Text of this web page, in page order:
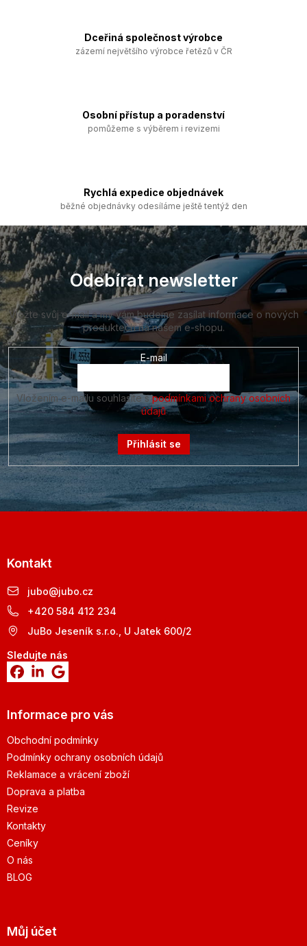
a
c
k
y
s
u
Dceřiná společnost výrobce
zázemí největšího výrobce řetězů v ČR
Osobní přístup a poradenství
pomůžeme s výběrem i revizemi
Rychlá expedice objednávek
běžné objednávky odesíláme ještě tentýž den
Z
á
p
a
t
í
Odebírat newsletter
Vložte svůj e-mail a my vám budeme zasílat informace o nových
produktech na našem e-shopu.
E-mail
Vložením e-mailu souhlasíte spodmínkami ochrany osobních
údajů
Přihlásit se
Kontakt
jubo@jubo.cz
+420 584 412 234
JuBo Jeseník s.r.o., U Jatek 600/2
Sledujte nás
Informace pro vás
Obchodní podmínky
Podmínky ochrany osobních údajů
Reklamace a vrácení zboží
Doprava a platba
Revize
Kontakty
Ceníky
O nás
BLOG
Můj účet